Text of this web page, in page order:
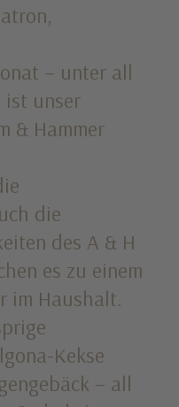
– unter all
ist unser
& Hammer
die
des A & H
es zu einem
im Haushalt.
Kekse
– all